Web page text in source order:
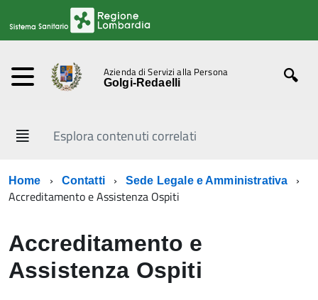
Azienda di Servizi alla Persona
Golgi-Redaelli
Esplora contenuti correlati
Home Contatti Sede Legale e Amministrativa
Accreditamento e Assistenza Ospiti
Accreditamento e
Assistenza Ospiti